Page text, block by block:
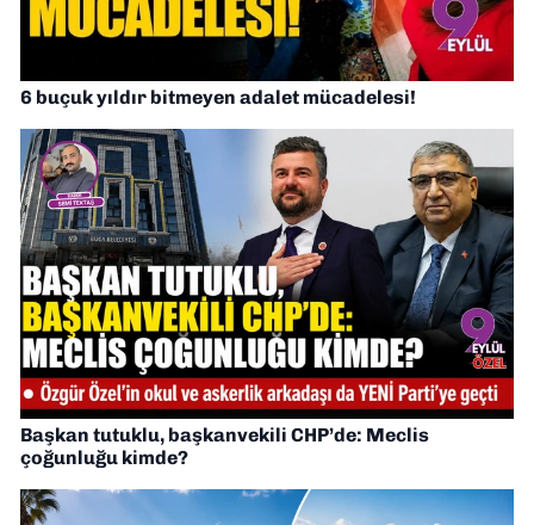
6 buçuk yıldır bitmeyen adalet mücadelesi!
Başkan tutuklu, başkanvekili CHP’de: Meclis
çoğunluğu kimde?